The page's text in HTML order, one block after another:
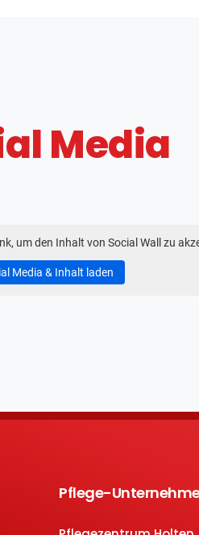
Media
um den Inhalt von Social Wall zu
Media & Inhalt laden
Pflege-